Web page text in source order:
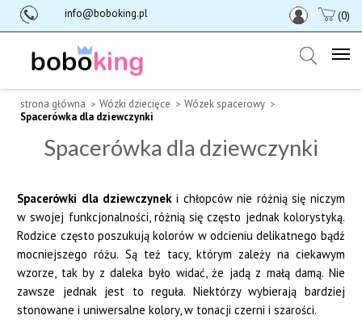
info@boboking.pl (0)
strona główna Wózki dziecięce
Wózek spacerowy
Spacerówka dla dziewczynki
Spacerówka dla dziewczynki
Spacerówki dla dziewczyneki chłopców nie różnią się niczym
w swojej funkcjonalności, różnią się często jednak kolorystyką.
Rodzice często poszukują kolorów w odcieniu delikatnego bądź
mocniejszego różu. Są też tacy, którym zależy na ciekawym
wzorze, tak by z daleka było widać, że jadą z małą damą. Nie
zawsze jednak jest to reguła. Niektórzy wybierają bardziej
stonowane i uniwersalne kolory, w tonacji czerni i szarości.